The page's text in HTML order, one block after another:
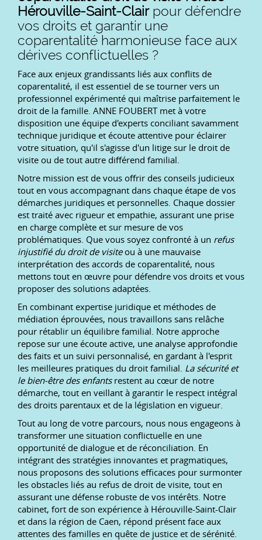
Hérouville-Saint-Clairpour défendre
vos droits et garantir une
coparentalité harmonieuse face aux
dérives conflictuelles ?
Face aux enjeux grandissants liés aux conflits de
coparentalité, il est essentiel de se tourner vers un
professionnel expérimenté qui maîtrise parfaitement le
droit de la famille. ANNE FOUBERT met à votre
disposition une équipe d'experts conciliant savamment
technique juridique et écoute attentive pour éclairer
votre situation, qu'il s'agisse d'un litige sur le droit de
visite ou de tout autre différend familial.
Notre mission est de vous offrir des conseils judicieux
tout en vous accompagnant dans chaque étape de vos
démarches juridiques et personnelles. Chaque dossier
est traité avec rigueur et empathie, assurant une prise
en charge complète et sur mesure de vos
problématiques. Que vous soyez confronté à un refus
injustifié du droit de visiteou à une mauvaise
interprétation des accords de coparentalité, nous
mettons tout en œuvre pour défendre vos droits et vous
proposer des solutions adaptées.
En combinant expertise juridique et méthodes de
médiation éprouvées, nous travaillons sans relâche
pour rétablir un équilibre familial. Notre approche
repose sur une écoute active, une analyse approfondie
des faits et un suivi personnalisé, en gardant à l'esprit
les meilleures pratiques du droit familial. La sécurité et
le bien-être des enfantsrestent au cœur de notre
démarche, tout en veillant à garantir le respect intégral
des droits parentaux et de la législation en vigueur.
Tout au long de votre parcours, nous nous engageons à
transformer une situation conflictuelle en une
opportunité de dialogue et de réconciliation. En
intégrant des stratégies innovantes et pragmatiques,
nous proposons des solutions efficaces pour surmonter
les obstacles liés au refus de droit de visite, tout en
assurant une défense robuste de vos intérêts. Notre
cabinet, fort de son expérience à Hérouville-Saint-Clair
et dans la région de Caen, répond présent face aux
attentes des familles en quête de justice et de sérénité.